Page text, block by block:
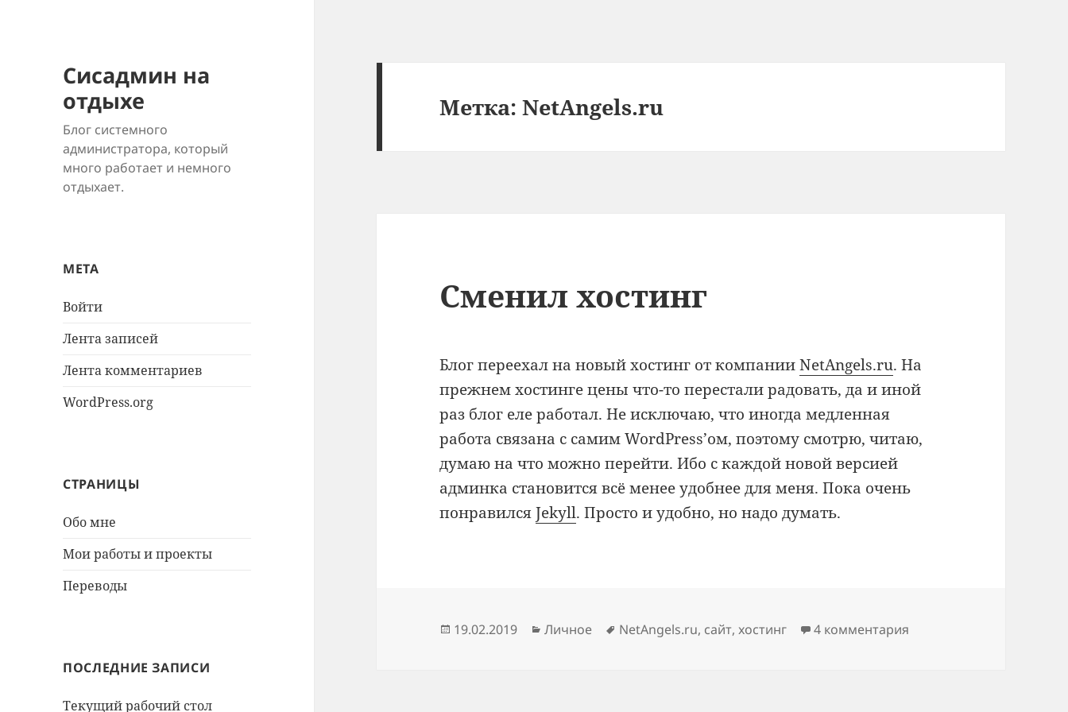
Сисадмин на
отдыхе
Блог системного
администратора, который
много работает и немного
отдыхает.
МЕТА
Войти
Лента записей
Лента комментариев
WordPress.org
СТРАНИЦЫ
Обо мне
Мои работы и проекты
Переводы
ПОСЛЕДНИЕ ЗАПИСИ
Текущий рабочий стол
Метка:NetAngels.ru
Сменил хостинг
Блог переехал на новый хостинг от компанииNetAngels.ru. На
прежнем хостинге цены что-то перестали радовать, да и иной
раз блог еле работал. Не исключаю, что иногда медленная
работа связана с самим WordPress’ом, поэтому смотрю, читаю,
думаю на что можно перейти. Ибо с каждой новой версией
админка становится всё менее удобнее для меня. Пока очень
понравилсяJekyll. Просто и удобно, но надо думать.
Опубликовано
19.02.2019 Рубрики
Личное Метки
NetAngels.ru, сайт,хостинг 4 комментария